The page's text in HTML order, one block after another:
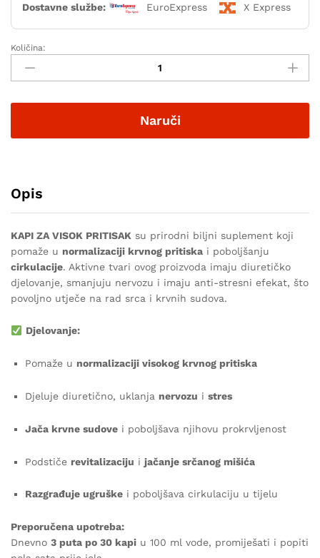
Dostavne službe:
EuroExpress X Express
Količina:
Naruči
Opis
KAPI ZA VISOK PRITISAK su prirodni biljni suplement koji
pomaže u normalizaciji krvnog pritiska i poboljšanju
cirkulacije. Aktivne tvari ovog proizvoda imaju diuretičko
djelovanje, smanjuju nervozu i imaju anti-stresni efekat, što
povoljno utječe na rad srca i krvnih sudova.
Djelovanje:
Pomaže u normalizaciji visokog krvnog pritiska
Djeluje diuretično, uklanja nervozu i stres
Jača krvne sudove i poboljšava njihovu prokrvljenost
Podstiče revitalizaciju i jačanje srčanog mišića
Razgrađuje ugruške i poboljšava cirkulaciju u tijelu
Preporučena upotreba:
Dnevno 3 puta po 30 kapi u 100 ml vode, promiješati i popiti